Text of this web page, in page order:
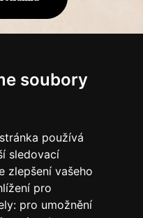
soubory
používá
sledovací
zlepšení vašeho
pro
pro umožnění
Zpravodaje
je společnost